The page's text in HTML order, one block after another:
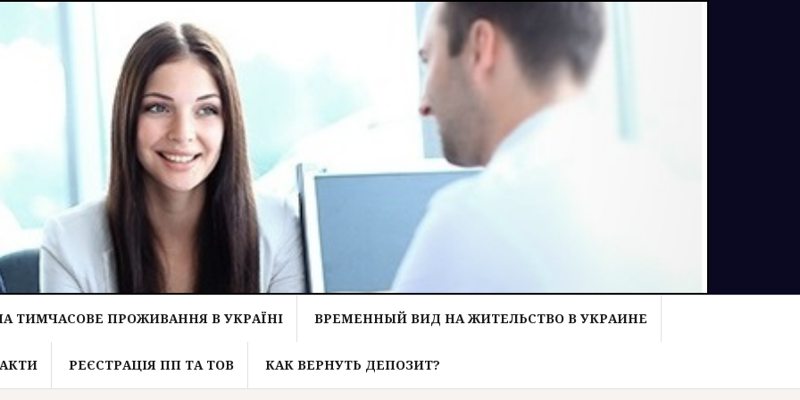
ТИМЧАСОВЕ ПРОЖИВАННЯ В УКРАЇНІ ВРЕМЕННЫЙ ВИД НА ЖИТЕЛЬСТВО В УКРАИНЕ
РЕЄСТРАЦІЯ ПП ТА ТОВ КАК ВЕРНУТЬ ДЕПОЗИТ?